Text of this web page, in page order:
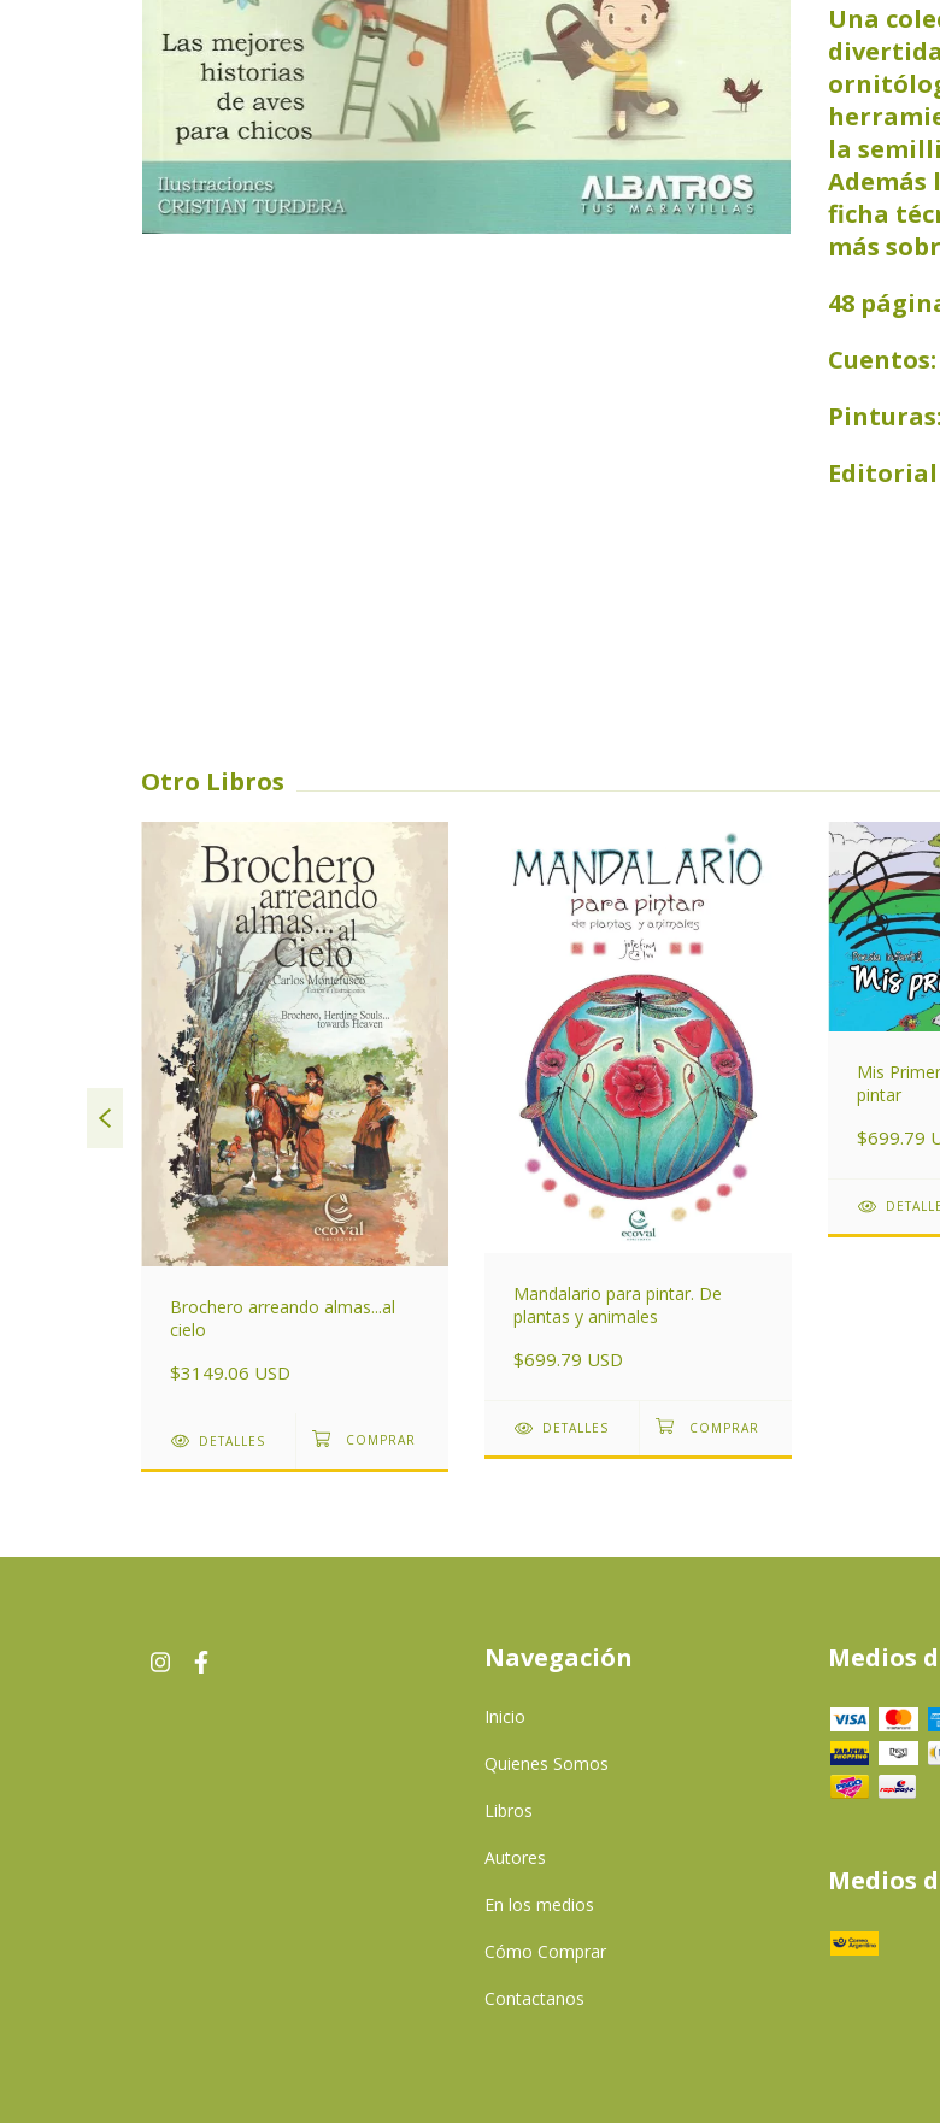
Una
la
Además
ficha
más
48
Otro Libros
Brochero arreando almas...al
cielo
$3149.06 USD
DETALLES
Mandalario para pintar. De
plantas y animales
$699.79 USD
DETALLES
Mis
pintar
$699.79
Navegación
Inicio
Quienes Somos
Libros
Autores
En los medios
Cómo Comprar
Contactanos
Medios
Medios